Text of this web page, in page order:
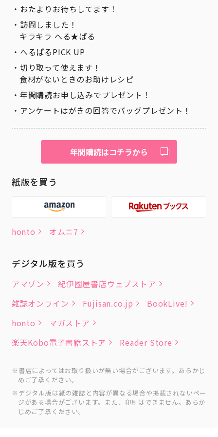
おたよりお待ちしてます！
訪問しました！
キラキラ へる★ぱる
へるぱるPICK UP
切り取って使えます！
食材がないときのお助けレシピ
年間購読お申し込みでプレゼント！
アンケートはがきの回答でバッグプレゼント！
年間購読はコチラから
紙版を買う
honto オムニ7
デジタル版を買う
アマゾン
紀伊國屋書店ウェブストア
雑誌オンライン
Fujisan.co.jp
BookLive!
honto
マガストア
楽天Kobo電子書籍ストア
Reader Store
書店によってはお取り扱いが無い場合がございます。あらかじ
めご了承ください。
デジタル版は紙の雑誌と内容が異なる場合や掲載されないペー
ジがある場合がございます。また、印刷はできません。あらか
じめご了承ください。